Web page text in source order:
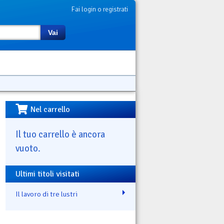
Fai login o registrati
Vai
Nel carrello
Il tuo carrello è ancora
vuoto.
Ultimi titoli visitati
Il lavoro di tre lustri